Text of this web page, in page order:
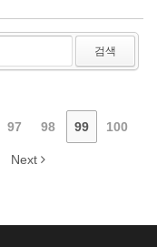
검색
97 98 99 100
Next